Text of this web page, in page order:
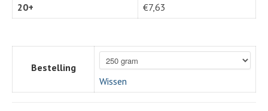
20+
€7,63
Bestelling
Wissen